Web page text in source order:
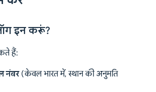
इन करूं?
हैं:
नंबर(केवल भारत में, स्थान की अनुमति